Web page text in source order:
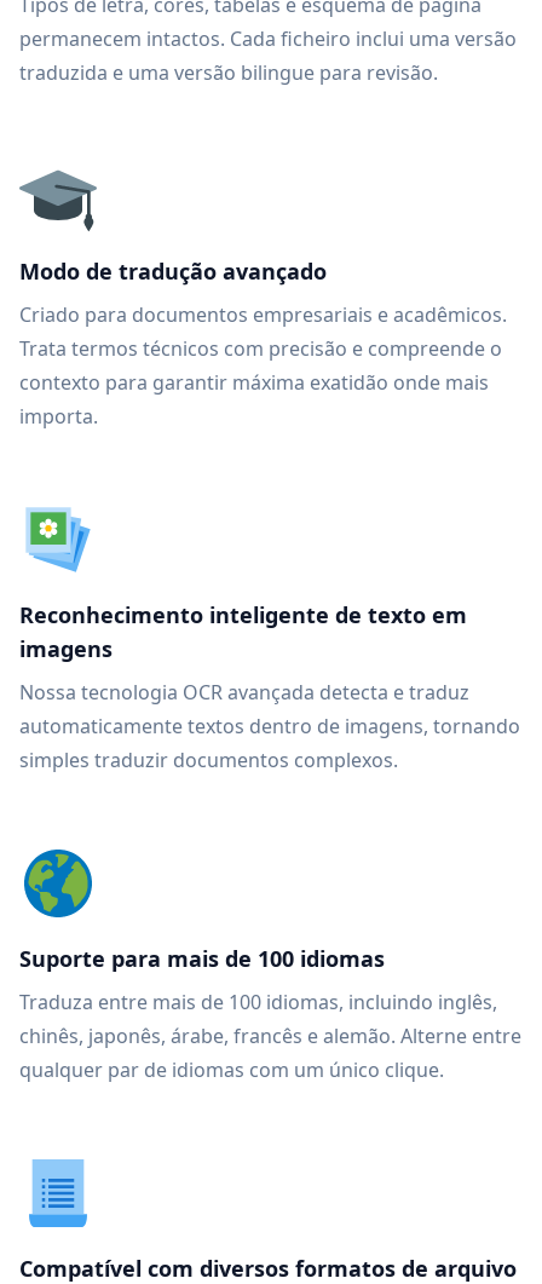
permanecem intactos. Cada ficheiro inclui uma versão
traduzida e uma versão bilingue para revisão.
Modo de tradução avançado
Criado para documentos empresariais e acadêmicos.
Trata termos técnicos com precisão e compreende o
contexto para garantir máxima exatidão onde mais
importa.
Reconhecimento inteligente de texto em
imagens
Nossa tecnologia OCR avançada detecta e traduz
automaticamente textos dentro de imagens, tornando
simples traduzir documentos complexos.
Suporte para mais de 100 idiomas
Traduza entre mais de 100 idiomas, incluindo inglês,
chinês, japonês, árabe, francês e alemão. Alterne entre
qualquer par de idiomas com um único clique.
Compatível com diversos formatos de arquivo